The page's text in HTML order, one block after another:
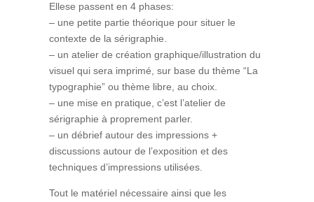
Ellese passent en 4 phases:
– une petite partie théorique pour situer le
contexte de la sérigraphie.
– un atelier de création graphique/illustration du
visuel qui sera imprimé, sur base du thème “La
typographie” ou thème libre, au choix.
– une mise en pratique, c’est l’atelier de
sérigraphie à proprement parler.
– un débrief autour des impressions +
discussions autour de l’exposition et des
techniques d’impressions utilisées.
Tout le matériel nécessaire ainsi que les